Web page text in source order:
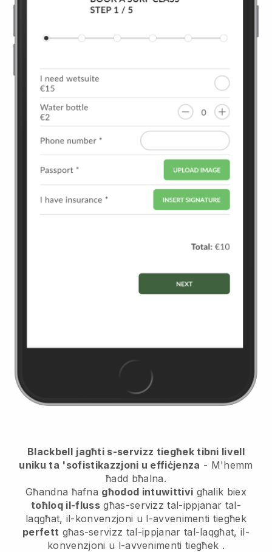
Blackbell jagħti s-servizz tiegħek tibni livell
uniku ta 'sofistikazzjoni u effiċjenza - M'hemm
ħadd bħalna.
Għandna ħafna għodod intuwittivi għalik biex
toħloq il-fluss għas-servizz tal-ippjanar tal-
laqgħat, il-konvenzjoni u l-avvenimenti tiegħek
perfett għas-servizz tal-ippjanar tal-laqgħat, il-
konvenzjoni u l-avvenimenti tiegħek .